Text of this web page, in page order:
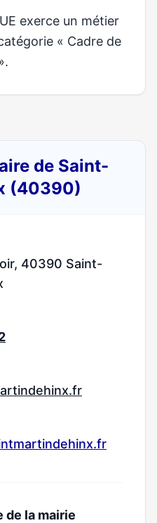
exerce un métier
« Cadre de
de Saint-
(40390)
40390 Saint-
de la mairie